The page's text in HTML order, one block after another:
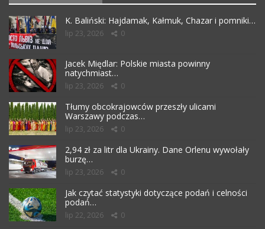
K. Baliński: Hajdamak, Kałmuk, Chazar i pomniki…
lip 23, 2026 0
Jacek Międlar: Polskie miasta powinny
natychmiast…
lip 23, 2026 0
Tłumy obcokrajowców przeszły ulicami
Warszawy podczas…
lip 23, 2026 0
2,94 zł za litr dla Ukrainy. Dane Orlenu wywołały
burzę…
lip 23, 2026 0
Jak czytać statystyki dotyczące podań i celności
podań…
lip 22, 2026 0